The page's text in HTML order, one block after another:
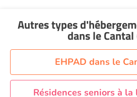
Autres types
dans le
EHPAD dans le
Résidences seniors à